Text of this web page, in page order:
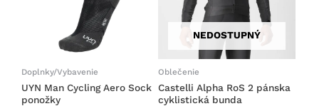
Doplnky/Vybavenie
UYN Man Cycling Aero Sock
ponožky
Možnosti
si
stránke
NEDOSTUPNÝ
Oblečenie
Castelli Alpha RoS 2 pánska
cyklistická bunda
Možnosti
si
môžete
vybrať
stránke